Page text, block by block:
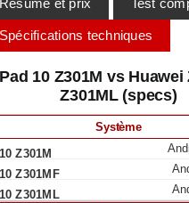
Résumé et prix Test
Spécifications techniques
10 Z301M vs Huawei
Z301ML (specs)
Système